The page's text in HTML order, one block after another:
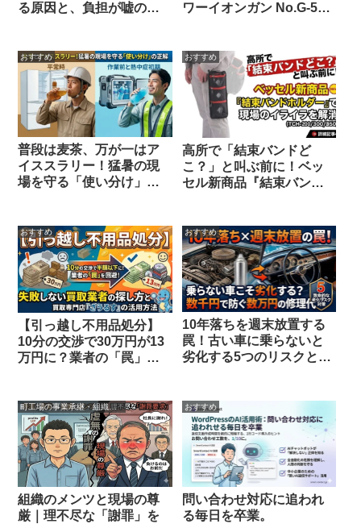
る原因と、負担が嘘のよ
ワーイオンガン No.G-5」
おすすめ
普段は麦茶、万が一はア
イススラリー！猛暑の現
場を守る「使い分け」の
おすすめ
高所で「結束バンドど
こ？」と叫ぶ前に！ベッ
セル新商品『結束バンド
おすすめ
【引っ越し不用品処分】
10分の交渉で30万円が13
万円に？業者の「罠」を
おすすめ
10年落ちを週末放置する
罠！古い車に乗らないと
劣化する5つのリスクと愛
町工場の事業承継・組織改革の実録
組織のメンツと現場の尊
厳｜理不尽な「謝罪」を
おすすめ
問い合わせ対応に追われ
る毎日を卒業。